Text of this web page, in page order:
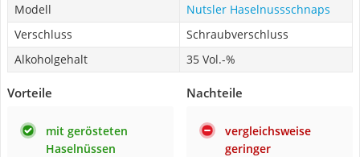
Modell
Nutsler Haselnussschnaps
Verschluss
Schraubverschluss
Alkoholgehalt
35 Vol.-%
Vorteile
mit gerösteten
Haselnüssen
Nachteile
vergleichsweise
geringer